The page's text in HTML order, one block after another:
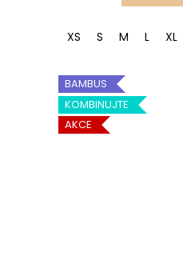
XS S M L XL
BAMBUS
KOMBINUJTE
AKCE